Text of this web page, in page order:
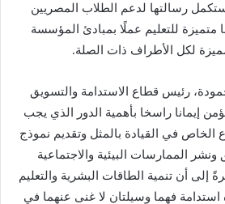
رسالتها لدعم الطلاب المصريين
متميزة للتعليم عملًا بمبادئ المؤسسة
لكل الأطراف ذات الصلة.
رئيس قطاع الاستدامة والتسويق
إيمانا راسخا بأهمية الدور الذي يجب
في القيادة بالمثل وتقديم نموذج
الممارسات البيئية والاجتماعية
إلى أن تنمية الطاقات البشرية والتعليم
استدامة فهما وسيلتان لا غنى عنهما في